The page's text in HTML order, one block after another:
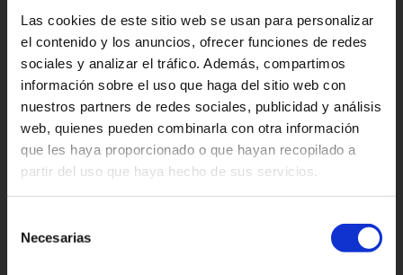
Las cookies de este sitio web se usan para personalizar
el contenido y los anuncios, ofrecer funciones de redes
sociales y analizar el tráfico. Además, compartimos
información sobre el uso que haga del sitio web con
nuestros partners de redes sociales, publicidad y análisis
web, quienes pueden combinarla con otra información
que les haya proporcionado o que hayan recopilado a
partir del uso que haya hecho de sus servicios.
Necesarias
Para mas información y reservas:
ramliacamels@gmail.com